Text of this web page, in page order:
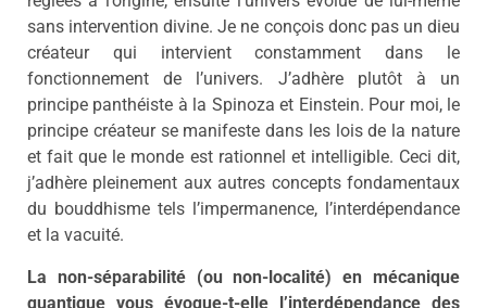
sans intervention divine. Je ne conçois donc pas un dieu
créateur qui intervient constamment dans le
fonctionnement de l’univers. J’adhère plutôt à un
principe panthéiste à la Spinoza et Einstein. Pour moi, le
principe créateur se manifeste dans les lois de la nature
et fait que le monde est rationnel et intelligible. Ceci dit,
j’adhère pleinement aux autres concepts fondamentaux
du bouddhisme tels l’impermanence, l’interdépendance
et la vacuité.
La non-séparabilité (ou non-localité) en mécanique
quantique vous évoque-t-elle l’interdépendance des